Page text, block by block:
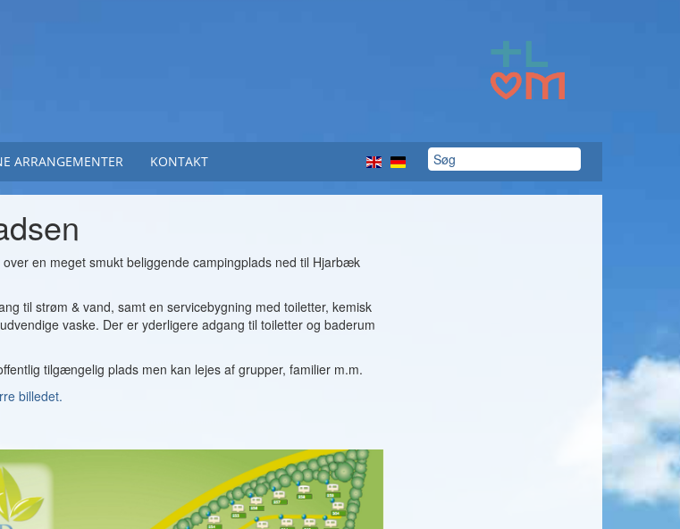
ARRANGEMENTER KONTAKT
en meget smukt beliggende campingplads ned til Hjarbæk
til strøm & vand, samt en servicebygning med toiletter, kemisk
vaske. Der er yderligere adgang til toiletter og baderum
tilgængelig plads men kan lejes af grupper, familier m.m.
billedet.